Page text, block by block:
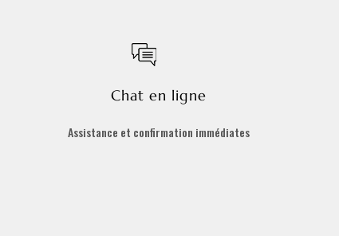
Chat en ligne
Assistance et confirmation immédiates